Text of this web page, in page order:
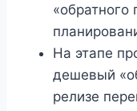
«обратного
На этапе
дешевый
релизе